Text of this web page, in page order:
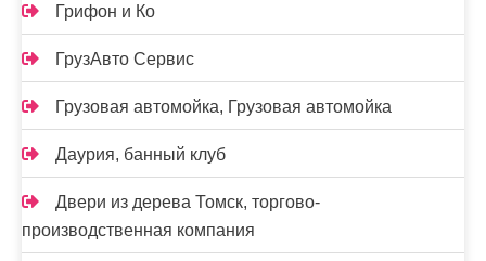
Грифон и Ко
ГрузАвто Сервис
Грузовая автомойка, Грузовая автомойка
Даурия, банный клуб
Двери из дерева Томск, торгово-
производственная компания